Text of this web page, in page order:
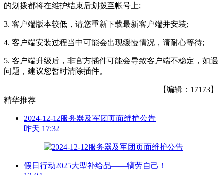
的划拨都将在维护结束后划拨至帐号上;
3. 客户端版本较低，请您重新下载最新客户端并安装;
4. 客户端安装过程当中可能会出现缓慢情况，请耐心等待;
5. 客户端升级后，非官方插件可能会导致客户端不稳定，如遇
问题，建议您暂时清除插件。
【编辑：17173】
精华推荐
2024-12-12服务器及军团页面维护公告
昨天 17:32
假日行动2025大型补给品——犒劳自己！